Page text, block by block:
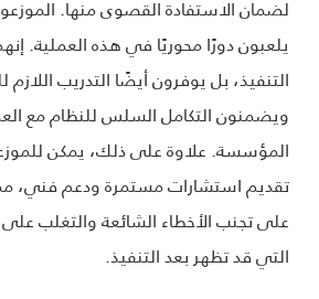
لضمان الاستفادة القصوى منها.
يلعبون دورًا محوريًا في هذه العملية.
التنفيذ، بل يوفرون أيضًا التدريب
ويضمنون التكامل السلس للنظام مع
المؤسسة. علاوة على ذلك، يمكن
تقديم استشارات مستمرة ودعم فني،
على تجنب الأخطاء الشائعة والتغلب على
التي قد تظهر بعد التنفيذ.